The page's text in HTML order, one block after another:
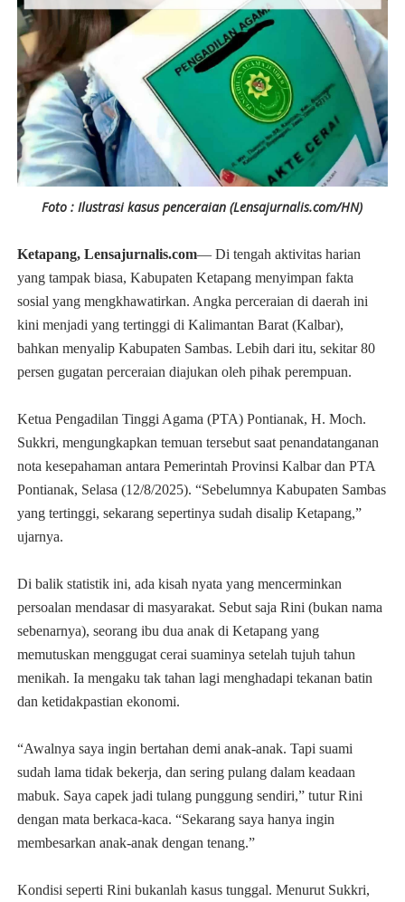
Foto : Ilustrasi kasus penceraian (Lensajurnalis.com/HN)
Ketapang, Lensajurnalis.com— Di tengah aktivitas harian
yang tampak biasa, Kabupaten Ketapang menyimpan fakta
sosial yang mengkhawatirkan. Angka perceraian di daerah ini
kini menjadi yang tertinggi di Kalimantan Barat (Kalbar),
bahkan menyalip Kabupaten Sambas. Lebih dari itu, sekitar 80
persen gugatan perceraian diajukan oleh pihak perempuan.
Ketua Pengadilan Tinggi Agama (PTA) Pontianak, H. Moch.
Sukkri, mengungkapkan temuan tersebut saat penandatanganan
nota kesepahaman antara Pemerintah Provinsi Kalbar dan PTA
Pontianak, Selasa (12/8/2025). “Sebelumnya Kabupaten Sambas
yang tertinggi, sekarang sepertinya sudah disalip Ketapang,”
ujarnya.
Di balik statistik ini, ada kisah nyata yang mencerminkan
persoalan mendasar di masyarakat. Sebut saja Rini (bukan nama
sebenarnya), seorang ibu dua anak di Ketapang yang
memutuskan menggugat cerai suaminya setelah tujuh tahun
menikah. Ia mengaku tak tahan lagi menghadapi tekanan batin
dan ketidakpastian ekonomi.
“Awalnya saya ingin bertahan demi anak-anak. Tapi suami
sudah lama tidak bekerja, dan sering pulang dalam keadaan
mabuk. Saya capek jadi tulang punggung sendiri,” tutur Rini
dengan mata berkaca-kaca. “Sekarang saya hanya ingin
membesarkan anak-anak dengan tenang.”
Kondisi seperti Rini bukanlah kasus tunggal. Menurut Sukkri,